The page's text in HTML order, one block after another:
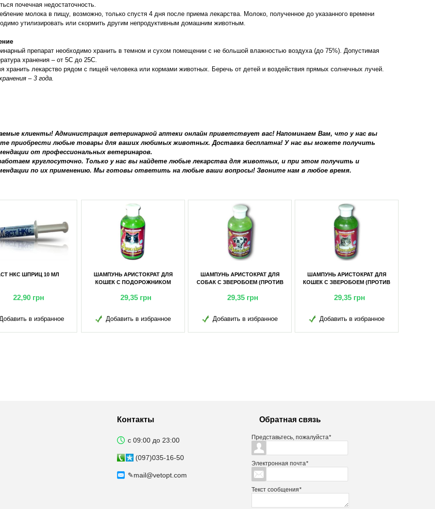
почечная недостаточность.
молока в пищу, возможно, только спустя 4 дня после приема лекарства. Молоко, полученное до указанного времени
утилизировать или скормить другим непродуктивным домашним животным.
препарат необходимо хранить в темном и сухом помещении с не большой влажностью воздуха (до 75%). Допустимая
хранения – от 5С до 25С.
хранить лекарство рядом с пищей человека или кормами животных. Беречь от детей и воздействия прямых солнечных лучей.
– 3 года.
клиенты! Администрация ветеринарной аптеки онлайн приветствует вас! Напоминаем Вам, что у нас вы
приобрести любые товары для ваших любимых животных. Доставка бесплатна! У нас вы можете получить
от профессиональных ветеринаров.
круглосуточно. Только у нас вы найдете любые лекарства для животных, и при этом получить и
по их применению. Мы готовы ответить на любые ваши вопросы! Звоните нам в любое время.
НКС ШПРИЦ 10 МЛ
22,90 грн
Добавить в избранное
ШАМПУНЬ АРИСТОКРАТ ДЛЯ
КОШЕК С ПОДОРОЖНИКОМ
29,35 грн
Добавить в избранное
ШАМПУНЬ АРИСТОКРАТ ДЛЯ
СОБАК С ЗВЕРОБОЕМ (ПРОТИВ
29,35 грн
Добавить в избранное
ШАМПУНЬ АРИСТОКРАТ ДЛЯ
КОШЕК С ЗВЕРОБОЕМ (ПРОТИВ
29,35 грн
Добавить в избранное
Контакты
с 09:00 до 23:00
(097)035-16-50
✎mail@vetopt.com
Обратная связь
Представьтесь, пожалуйста*
Электронная почта*
Текст сообщения*